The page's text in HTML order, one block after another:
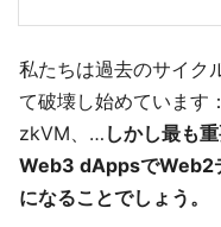
私たちは過去のサイク
て破壊し始めています
zkVM、… しかし最も
Web3 dAppsでWeb2
になることでしょう。